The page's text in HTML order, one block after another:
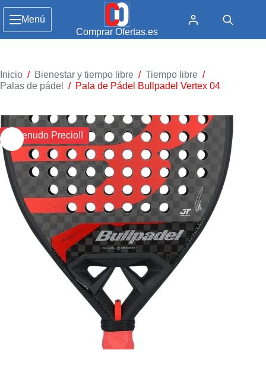
Menú
Comprar Ofertas.es
Inicio / Bienestar y tiempo libre / Tiempo libre /
Palas de pádel
/ Pala de Pádel Bullpadel Vertex 04
¡¡ Menudo Precio!!